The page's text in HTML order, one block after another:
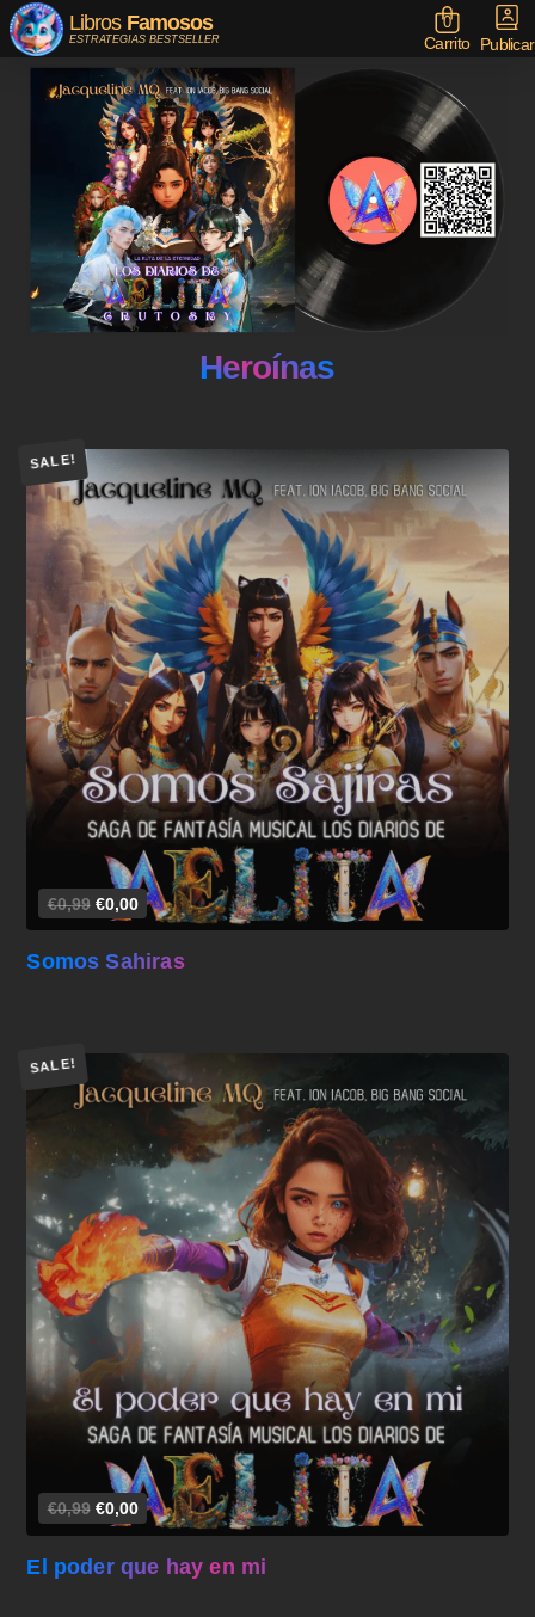
Libros Famosos
ESTRATEGIAS BESTSELLER
0
Carrito Publicar
Heroínas
SALE!
€0,99 €0,00
Añadir al carrito
Somos Sahiras
SALE!
€0,99 €0,00
Añadir al carrito
El poder que hay en mi